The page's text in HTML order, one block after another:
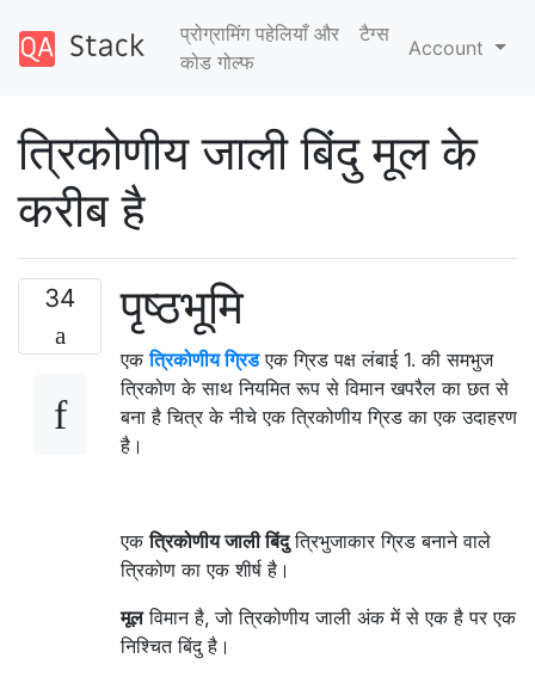
प्रोग्रामिंग पहेलियाँ और
कोड गोल्फ
टैग्‍स
Account
त्रिकोणीय जाली बिंदु मूल के
करीब है
34 पृष्ठभूमि
एकत्रिकोणीय ग्रिडएक ग्रिड पक्ष लंबाई 1. की समभुज
त्रिकोण के साथ नियमित रूप से विमान खपरैल का छत से
बना है चित्र के नीचे एक त्रिकोणीय ग्रिड का एक उदाहरण
है।
एकत्रिकोणीय जाली बिंदुत्रिभुजाकार ग्रिड बनाने वाले
त्रिकोण का एक शीर्ष है।
मूलविमान है, जो त्रिकोणीय जाली अंक में से एक है पर एक
निश्चित बिंदु है।